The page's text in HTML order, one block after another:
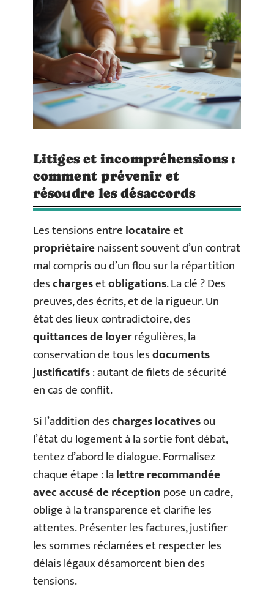
Litiges et incompréhensions :
comment prévenir et
résoudre les désaccords
Les tensions entrelocataireet
propriétairenaissent souvent d’un contrat
mal compris ou d’un flou sur la répartition
deschargesetobligations. La clé ? Des
preuves, des écrits, et de la rigueur. Un
état des lieux contradictoire, des
quittances de loyerrégulières, la
conservation de tous lesdocuments
justificatifs: autant de filets de sécurité
en cas de conflit.
Si l’addition descharges locativesou
l’état du logement à la sortie font débat,
tentez d’abord le dialogue. Formalisez
chaque étape : lalettre recommandée
avec accusé de réceptionpose un cadre,
oblige à la transparence et clarifie les
attentes. Présenter les factures, justifier
les sommes réclamées et respecter les
délais légaux désamorcent bien des
tensions.